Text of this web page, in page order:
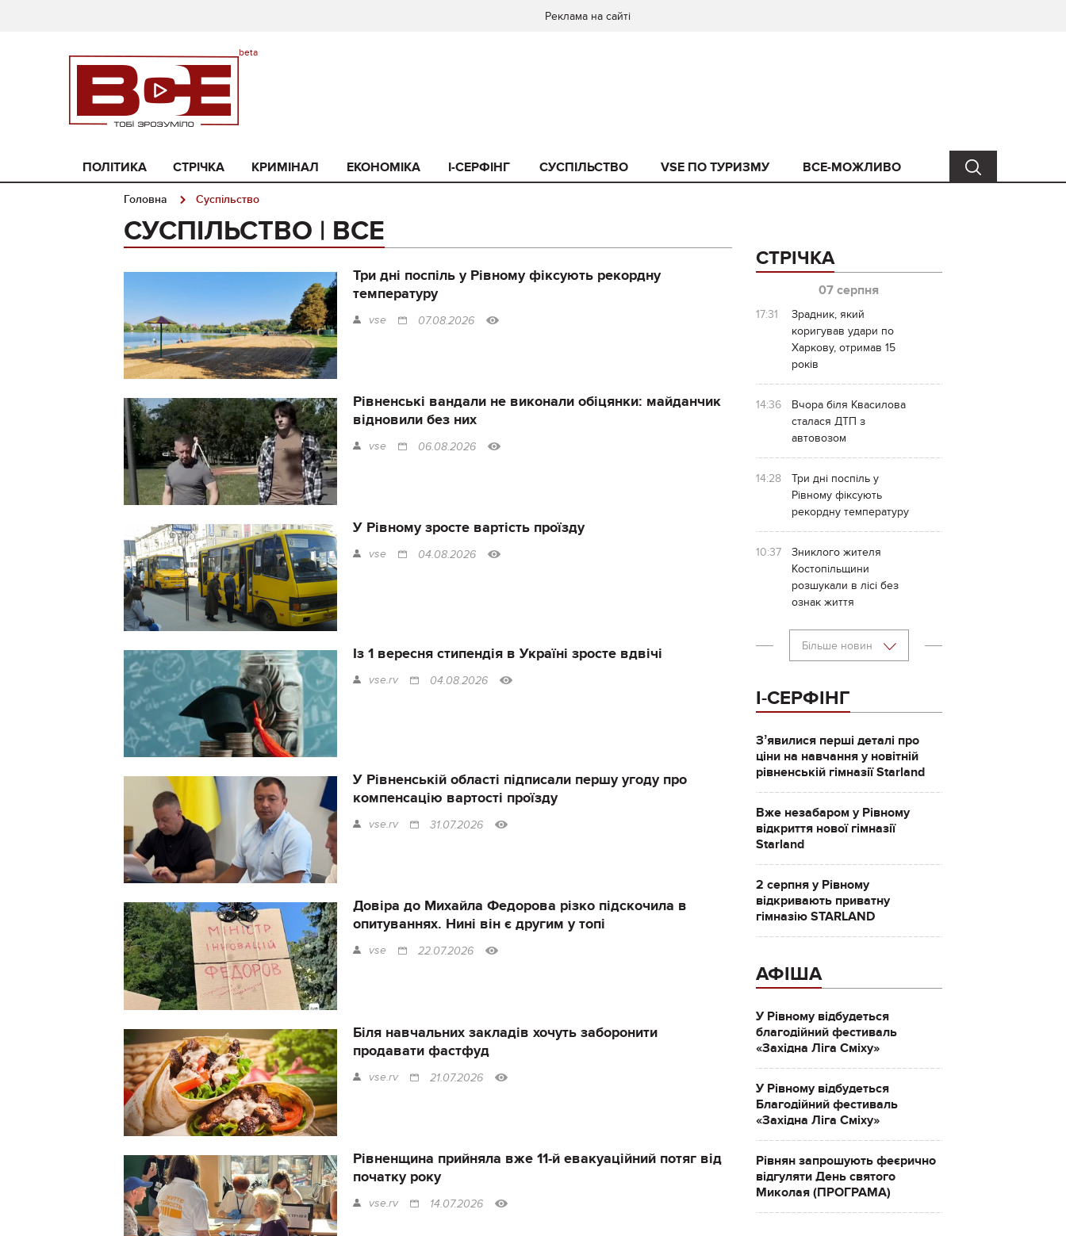
Реклама на сайті
ПОЛІТИКА СТРІЧКА КРИМІНАЛ ЕКОНОМІКА I-СЕРФІНГ СУСПІЛЬСТВО VSE ПО ТУРИЗМУ ВСЕ-МОЖЛИВО
Головна Суспільство
СУСПІЛЬСТВО | ВСЕ
Три дні поспіль у Рівному фіксують рекордну
температуру
vse 07.08.2026
Рівненські вандали не виконали обіцянки: майданчик
відновили без них
vse 06.08.2026
У Рівному зросте вартість проїзду
vse 04.08.2026
Із 1 вересня стипендія в Україні зросте вдвічі
vse.rv 04.08.2026
У Рівненській області підписали першу угоду про
компенсацію вартості проїзду
vse.rv 31.07.2026
Довіра до Михайла Федорова різко підскочила в
опитуваннях. Нині він є другим у топі
vse 22.07.2026
Біля навчальних закладів хочуть заборонити
продавати фастфуд
vse.rv 21.07.2026
Рівненщина прийняла вже 11-й евакуаційний потяг від
початку року
vse.rv 14.07.2026
СТРІЧКА
07 серпня
17:31
Зрадник, який
коригував удари по
Харкову, отримав 15
років
14:36
Вчора біля Квасилова
сталася ДТП з
автовозом
14:28
Три дні поспіль у
Рівному фіксують
рекордну температуру
10:37
Зниклого жителя
Костопільщини
розшукали в лісі без
ознак життя
Більше новин
І-СЕРФІНГ
Зʼявилися перші деталі про
ціни на навчання у новітній
рівненській гімназії Starland
Вже незабаром у Рівному
відкриття нової гімназії
Starland
2 серпня у Рівному
відкривають приватну
гімназію STARLAND
АФІША
У Рівному відбудеться
благодійний фестиваль
«Західна Ліга Сміху»
У Рівному відбудеться
Благодійний фестиваль
«Західна Ліга Сміху»
Рівнян запрошують феєрично
відгуляти День святого
Миколая (ПРОГРАМА)